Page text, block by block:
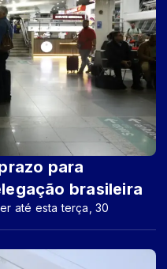
para
brasileira
até esta terça, 30